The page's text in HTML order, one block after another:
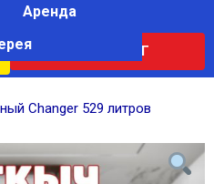
КАТАЛОГ
Аренда
Changer 529 литров